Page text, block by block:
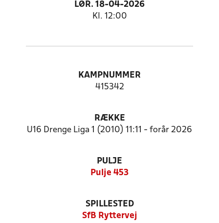
LØR. 18-04-2026
Kl. 12:00
KAMPNUMMER
415342
RÆKKE
U16 Drenge Liga 1 (2010) 11:11 - forår 2026
PULJE
Pulje 453
SPILLESTED
SfB Ryttervej